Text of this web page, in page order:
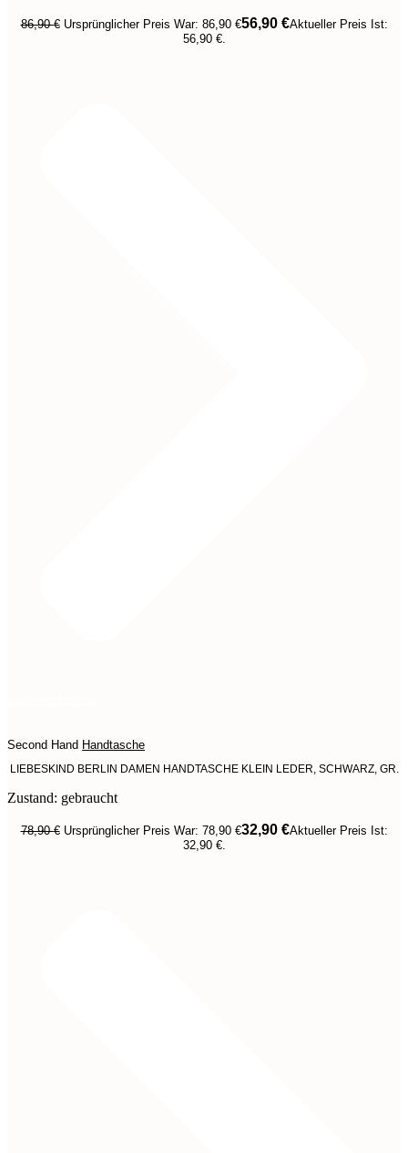
86,90€ Ursprünglicher Preis War: 86,90 €56,90 €Aktueller Preis Ist:
56,90 €.
Second Hand Handtasche
LIEBESKIND BERLIN DAMEN HANDTASCHE KLEIN LEDER, SCHWARZ, GR.
Zustand: gebraucht
78,90€ Ursprünglicher Preis War: 78,90 €32,90 €Aktueller Preis Ist:
32,90 €.